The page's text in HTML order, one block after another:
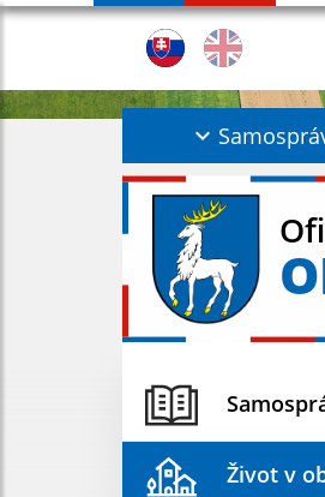
Život v